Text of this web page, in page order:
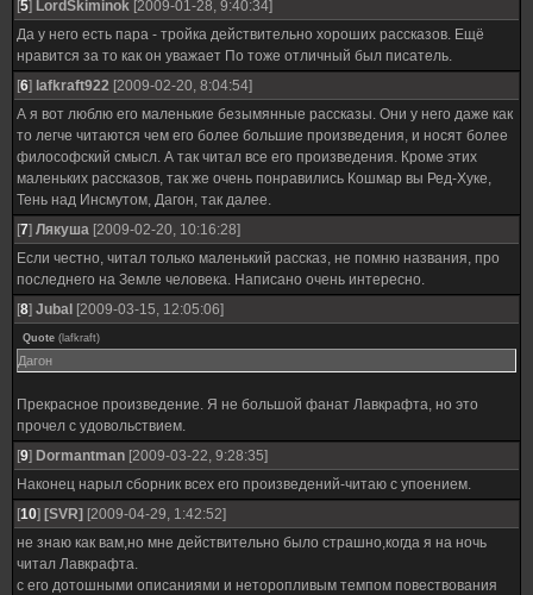
[5] LordSkiminok [2009-01-28, 9:40:34]
Да у него есть пара - тройка действительно хороших рассказов. Ещё
нравится за то как он уважает По тоже отличный был писатель.
[6] lafkraft922 [2009-02-20, 8:04:54]
А я вот люблю его маленькие безымянные рассказы. Они у него даже как
то легче читаются чем его более большие произведения, и носят более
философский смысл. А так читал все его произведения. Кроме этих
маленьких рассказов, так же очень понравились Кошмар вы Ред-Хуке,
Тень над Инсмутом, Дагон, так далее.
[7] Лякуша [2009-02-20, 10:16:28]
Если честно, читал только маленький рассказ, не помню названия, про
последнего на Земле человека. Написано очень интересно.
[8] Jubal [2009-03-15, 12:05:06]
Quote ( lafkraft)
Дагон
Прекрасное произведение. Я не большой фанат Лавкрафта, но это
прочел с удовольствием.
[9] Dormantman [2009-03-22, 9:28:35]
Наконец нарыл сборник всех его произведений-читаю с упоением.
[10] [SVR] [2009-04-29, 1:42:52]
не знаю как вам,но мне действительно было страшно,когда я на ночь
читал Лавкрафта.
с его дотошными описаниями и неторопливым темпом повествования